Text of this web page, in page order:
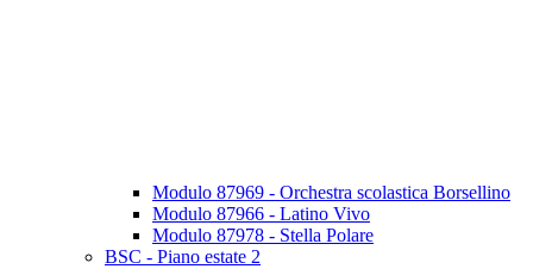
Modulo 87969 - Orchestra scolastica Borsellino
Modulo 87966 - Latino Vivo
Modulo 87978 - Stella Polare
BSC - Piano estate 2